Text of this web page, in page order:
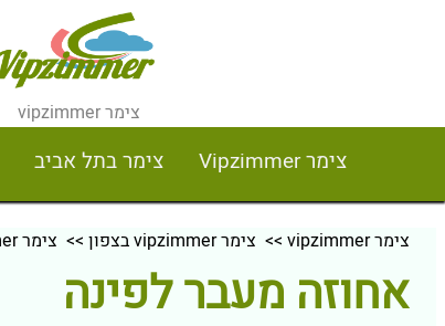
צימר vipzimmer
צימר Vipzimmer צימר בתל אביב
צימר vipzimmer >> צימר vipzimmer בצפון >> צימר vipzimmer בגליל עליון
אחוזה מעבר לפינה